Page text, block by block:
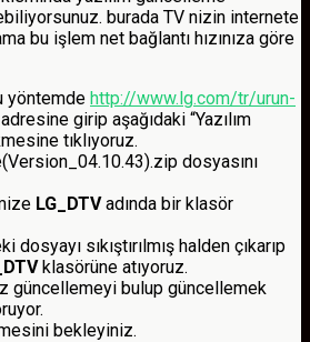
burada TV nizin internete
bu işlem net bağlantı hızınıza göre
yöntemde http://www.lg.com/tr/urun-
adresine girip aşağıdaki “Yazılım
tıklıyoruz.
dosyasını
LG_DTVadında bir klasör
sıkıştırılmış halden çıkarıp
klasörüne atıyoruz.
güncellemeyi bulup güncellemek
bekleyiniz.